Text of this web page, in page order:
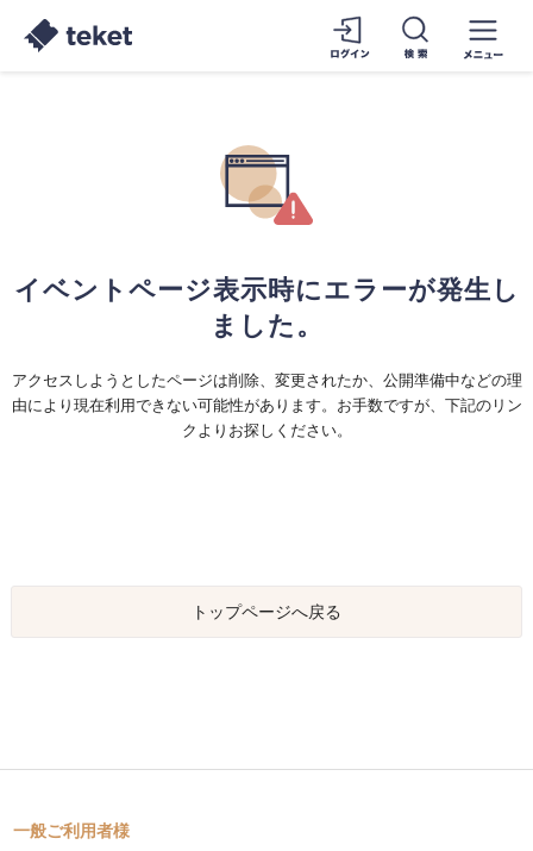
イベントページ表示時にエラーが発生し
ました。
アクセスしようとしたページは削除、変更されたか、公開準備中などの理
由により現在利用できない可能性があります。お手数ですが、下記のリン
クよりお探しください。
トップページへ戻る
一般ご利用者様